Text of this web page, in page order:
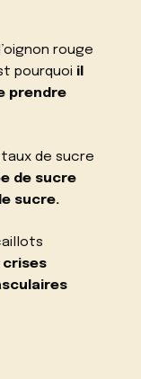
rouge
pourquoi il
prendre
de sucre
de sucre
sucre.